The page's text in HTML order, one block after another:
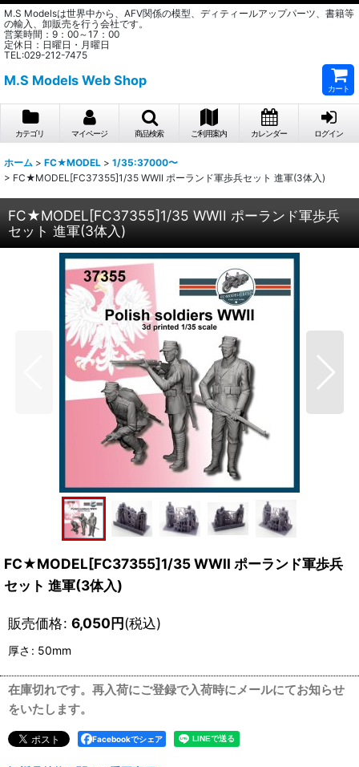
M.S Modelsは世界中から、AFV関係の模型、ディティールアップパーツ、書籍等
の輸入、卸販売を行う会社です。
営業時間：9：00～17：00
定休日：日曜日・月曜日
TEL:029-212-7475
M.S Models Web Shop
カート
カテゴリ マイページ 商品検索 ご利用案内 カレンダー ログイン
ホーム > FC★MODEL > 1/35:37000〜
> FC★MODEL[FC37355]1/35 WWII ポーランド軍歩兵セット 進軍(3体入)
FC★MODEL[FC37355]1/35 WWII ポーランド軍歩兵
セット 進軍(3体入)
FC★MODEL[FC37355]1/35 WWII ポーランド軍歩兵
セット 進軍(3体入)
販売価格: 6,050円(税込)
厚さ : 50mm
在庫切れです。再入荷にご登録で入荷時にメールにてお知らせ
をいたします。
Facebookでシェア